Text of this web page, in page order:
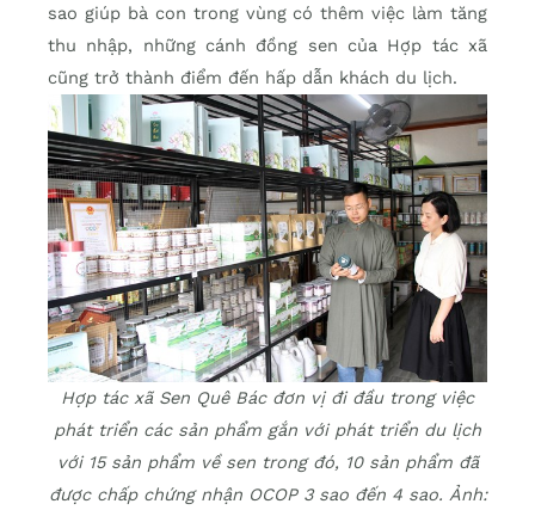
sao giúp bà con trong vùng có thêm việc làm tăng
thu nhập, những cánh đồng sen của Hợp tác xã
cũng trở thành điểm đến hấp dẫn khách du lịch.
Hợp tác xã Sen Quê Bác đơn vị đi đầu trong việc
phát triển các sản phẩm gắn với phát triển du lịch
với 15 sản phẩm về sen trong đó, 10 sản phẩm đã
được chấp chứng nhận OCOP 3 sao đến 4 sao. Ảnh: